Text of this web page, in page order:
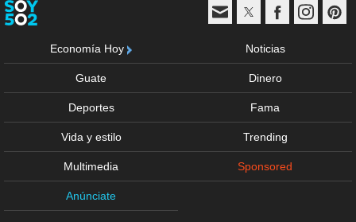
Economía Hoy Noticias
Guate Dinero
Deportes Fama
Vida y estilo Trending
Multimedia Sponsored
Anúnciate